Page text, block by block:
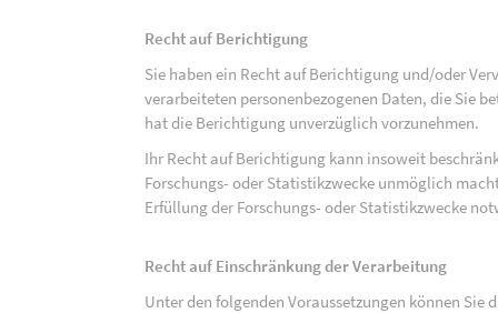
Recht auf Berichtigung
Sie haben ein Recht auf Berichtigung und/oder
verarbeiteten personenbezogenen Daten, die Sie
hat die Berichtigung unverzüglich vorzunehmen.
Ihr Recht auf Berichtigung kann insoweit
Forschungs- oder Statistikzwecke unmöglich
Erfüllung der Forschungs- oder Statistikzwecke
Recht auf Einschränkung der Verarbeitung
Unter den folgenden Voraussetzungen können